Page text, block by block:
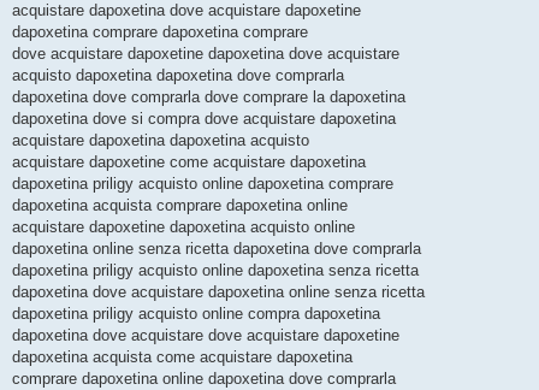
acquistare dapoxetina dove acquistare dapoxetine
dapoxetina comprare dapoxetina comprare
dove acquistare dapoxetine dapoxetina dove acquistare
acquisto dapoxetina dapoxetina dove comprarla
dapoxetina dove comprarla dove comprare la dapoxetina
dapoxetina dove si compra dove acquistare dapoxetina
acquistare dapoxetina dapoxetina acquisto
acquistare dapoxetine come acquistare dapoxetina
dapoxetina priligy acquisto online dapoxetina comprare
dapoxetina acquista comprare dapoxetina online
acquistare dapoxetine dapoxetina acquisto online
dapoxetina online senza ricetta dapoxetina dove comprarla
dapoxetina priligy acquisto online dapoxetina senza ricetta
dapoxetina dove acquistare dapoxetina online senza ricetta
dapoxetina priligy acquisto online compra dapoxetina
dapoxetina dove acquistare dove acquistare dapoxetine
dapoxetina acquista come acquistare dapoxetina
comprare dapoxetina online dapoxetina dove comprarla